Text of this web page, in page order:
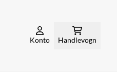
Konto Handlevogn